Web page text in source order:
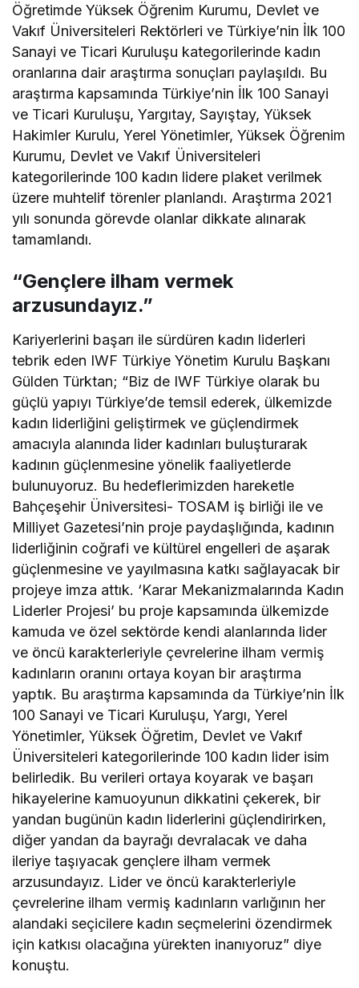
Öğretimde Yüksek Öğrenim Kurumu, Devlet ve
Vakıf Üniversiteleri Rektörleri ve Türkiye’nin İlk 100
Sanayi ve Ticari Kuruluşu kategorilerinde kadın
oranlarına dair araştırma sonuçları paylaşıldı. Bu
araştırma kapsamında Türkiye’nin İlk 100 Sanayi
ve Ticari Kuruluşu, Yargıtay, Sayıştay, Yüksek
Hakimler Kurulu, Yerel Yönetimler, Yüksek Öğrenim
Kurumu, Devlet ve Vakıf Üniversiteleri
kategorilerinde 100 kadın lidere plaket verilmek
üzere muhtelif törenler planlandı. Araştırma 2021
yılı sonunda görevde olanlar dikkate alınarak
tamamlandı.
“Gençlere ilham vermek
arzusundayız.”
Kariyerlerini başarı ile sürdüren kadın liderleri
tebrik eden IWF Türkiye Yönetim Kurulu Başkanı
Gülden Türktan; “Biz de IWF Türkiye olarak bu
güçlü yapıyı Türkiye’de temsil ederek, ülkemizde
kadın liderliğini geliştirmek ve güçlendirmek
amacıyla alanında lider kadınları buluşturarak
kadının güçlenmesine yönelik faaliyetlerde
bulunuyoruz. Bu hedeflerimizden hareketle
Bahçeşehir Üniversitesi- TOSAM iş birliği ile ve
Milliyet Gazetesi’nin proje paydaşlığında, kadının
liderliğinin coğrafi ve kültürel engelleri de aşarak
güçlenmesine ve yayılmasına katkı sağlayacak bir
projeye imza attık. ‘Karar Mekanizmalarında Kadın
Liderler Projesi’ bu proje kapsamında ülkemizde
kamuda ve özel sektörde kendi alanlarında lider
ve öncü karakterleriyle çevrelerine ilham vermiş
kadınların oranını ortaya koyan bir araştırma
yaptık. Bu araştırma kapsamında da Türkiye’nin İlk
100 Sanayi ve Ticari Kuruluşu, Yargı, Yerel
Yönetimler, Yüksek Öğretim, Devlet ve Vakıf
Üniversiteleri kategorilerinde 100 kadın lider isim
belirledik. Bu verileri ortaya koyarak ve başarı
hikayelerine kamuoyunun dikkatini çekerek, bir
yandan bugünün kadın liderlerini güçlendirirken,
diğer yandan da bayrağı devralacak ve daha
ileriye taşıyacak gençlere ilham vermek
arzusundayız. Lider ve öncü karakterleriyle
çevrelerine ilham vermiş kadınların varlığının her
alandaki seçicilere kadın seçmelerini özendirmek
için katkısı olacağına yürekten inanıyoruz” diye
konuştu.